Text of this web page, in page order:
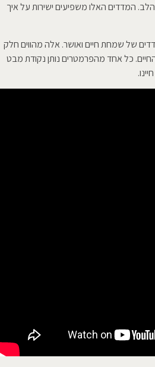
המדדים האלו משפיעים ישירות על איך
של שמחת חיים ואושר. אלה מהווים חלק
כל אחד מהפרמטרים נותן נקודת מבט